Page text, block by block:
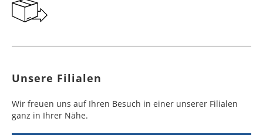
Unsere Filialen
Wir freuen uns auf Ihren Besuch in einer unserer Filialen
ganz in Ihrer Nähe.